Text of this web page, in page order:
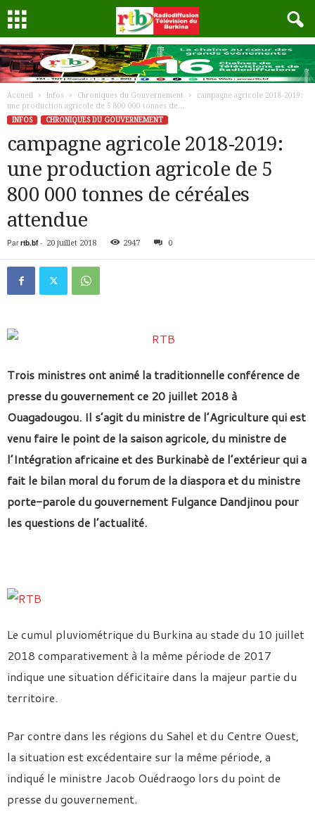
Accueil Infos Chroniques du Gouvernement
campagne agricole 2018-2019:
une production agricole de 5 800 000 tonnes de...
INFOS
CHRONIQUES DU GOUVERNEMENT
campagne agricole 2018-2019:
une production agricole de 5
800 000 tonnes de céréales
attendue
Par rtb.bf- 20 juillet 2018 2947 0
Trois ministres ont animé la traditionnelle conférence de
presse du gouvernement ce 20 juillet 2018 à
Ouagadougou. Il s’agit du ministre de l’Agriculture qui est
venu faire le point de la saison agricole, du ministre de
l’Intégration africaine et des Burkinabè de l’extérieur qui a
fait le bilan moral du forum de la diaspora et du ministre
porte-parole du gouvernement Fulgance Dandjinou pour
les questions de l’actualité.
Le cumul pluviométrique du Burkina au stade du 10 juillet
2018 comparativement à la même période de 2017
indique une situation déficitaire dans la majeur partie du
territoire.
Par contre dans les régions du Sahel et du Centre Ouest,
la situation est excédentaire sur la même période, a
indiqué le ministre Jacob Ouédraogo lors du point de
presse du gouvernement.